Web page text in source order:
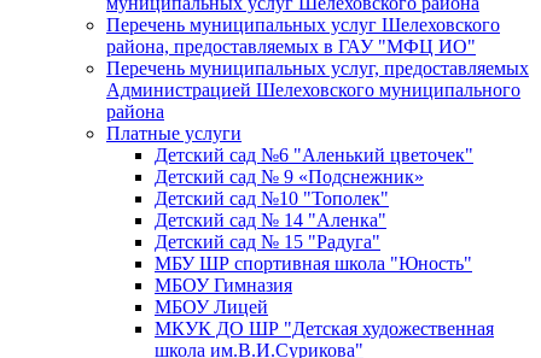
Перечень муниципальных услуг Шелеховского
района, предоставляемых в ГАУ "МФЦ ИО"
Перечень муниципальных услуг, предоставляемых
Администрацией Шелеховского муниципального
района
Платные услуги
Детский сад №6 "Аленький цветочек"
Детский сад № 9 «Подснежник»
Детский сад №10 "Тополек"
Детский сад № 14 "Аленка"
Детский сад № 15 "Радуга"
МБУ ШР спортивная школа "Юность"
МБОУ Гимназия
МБОУ Лицей
МКУК ДО ШР "Детская художественная
школа им.В.И.Сурикова"